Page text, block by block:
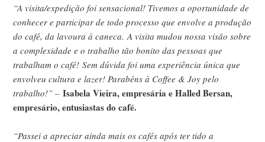
“A visita/expedição foi sensacional! Tivemos a oportunidade de
conhecer e participar de todo processo que envolve a produção
do café, da lavoura à caneca.A visita mudou nossa visão sobre
a complexidade e o trabalho tão bonito das pessoas que
trabalham o café!Sem dúvida foi uma experiência única que
envolveu cultura e lazer! Parabéns à Coffee & Joy pelo
trabalho!” –Isabela Vieira, empresária e Halled Bersan,
empresário, entusiastas do café.
“Passei a apreciar ainda mais os cafés após ter tido a